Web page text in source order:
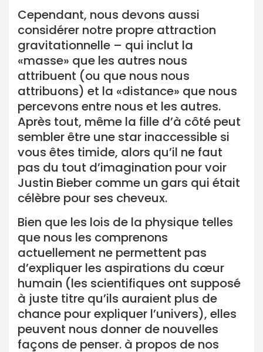
Cependant, nous devons aussi
considérer notre propre attraction
gravitationnelle – qui inclut la
«masse» que les autres nous
attribuent (ou que nous nous
attribuons) et la «distance» que nous
percevons entre nous et les autres.
Après tout, même la fille d’à côté peut
sembler être une star inaccessible si
vous êtes timide, alors qu’il ne faut
pas du tout d’imagination pour voir
Justin Bieber comme un gars qui était
célèbre pour ses cheveux.
Bien que les lois de la physique telles
que nous les comprenons
actuellement ne permettent pas
d’expliquer les aspirations du cœur
humain (les scientifiques ont supposé
à juste titre qu’ils auraient plus de
chance pour expliquer l’univers), elles
peuvent nous donner de nouvelles
façons de penser. à propos de nos